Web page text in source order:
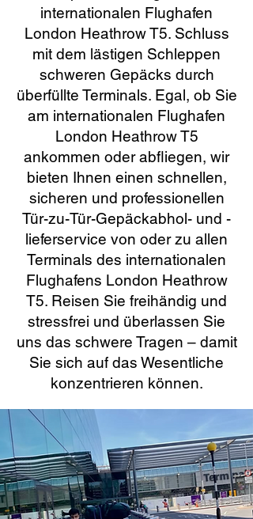
internationalen Flughafen
London Heathrow T5. Schluss
mit dem lästigen Schleppen
schweren Gepäcks durch
überfüllte Terminals. Egal, ob Sie
am internationalen Flughafen
London Heathrow T5
ankommen oder abfliegen, wir
bieten Ihnen einen schnellen,
sicheren und professionellen
Tür-zu-Tür-Gepäckabhol- und -
lieferservice von oder zu allen
Terminals des internationalen
Flughafens London Heathrow
T5. Reisen Sie freihändig und
stressfrei und überlassen Sie
uns das schwere Tragen – damit
Sie sich auf das Wesentliche
konzentrieren können.